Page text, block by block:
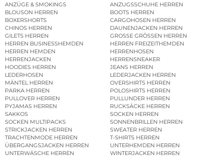
ANZÜGE & SMOKINGS
ANZUGSSCHUHE HERREN
BLOUSON HERREN
BOOTS HERREN
BOXERSHORTS
CARGOHOSEN HERREN
CHINOS HERREN
DAUNENJACKEN HERREN
GILETS HERREN
GROSSE GRÖSSEN HERREN
HERREN BUSINESSHEMDEN
HERREN FREIZEITHEMDEN
HERREN HEMDEN
HERRENHOSEN
HERRENJACKEN
HERRENSNEAKER
HOODIES HERREN
JEANS HERREN
LEDERHOSEN
LEDERJACKEN HERREN
MÄNTEL HERREN
OVERSHIRTS HERREN
PARKA HERREN
POLOSHIRTS HERREN
PULLOVER HERREN
PULLUNDER HERREN
PYJAMAS HERREN
RUCKSÄCKE HERREN
SAKKOS
SOCKEN HERREN
SOCKEN MULTIPACKS
SONNENBRILLEN HERREN
STRICKJACKEN HERREN
SWEATER HERREN
TRACHTENMODE HERREN
T-SHIRTS HERREN
ÜBERGANGSJACKEN HERREN
UNTERHEMDEN HERREN
UNTERWÄSCHE HERREN
WINTERJACKEN HERREN